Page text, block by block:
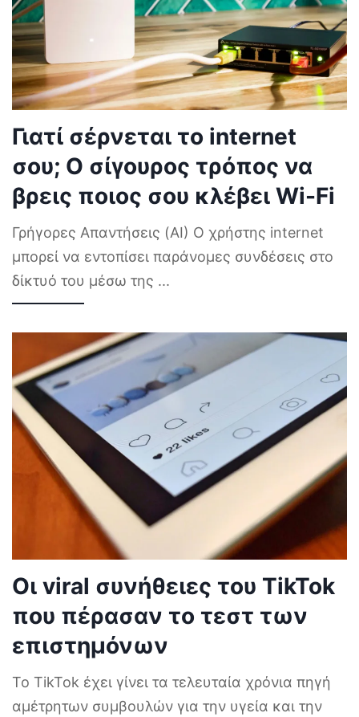
Γιατί σέρνεται το internet
σου; Ο σίγουρος τρόπος να
βρεις ποιος σου κλέβει Wi-Fi
Γρήγορες Απαντήσεις (AI) Ο χρήστης internet
μπορεί να εντοπίσει παράνομες συνδέσεις στο
δίκτυό του μέσω της ...
Οι viral συνήθειες του TikTok
που πέρασαν το τεστ των
επιστημόνων
Το TikTok έχει γίνει τα τελευταία χρόνια πηγή
αμέτρητων συμβουλών για την υγεία και την